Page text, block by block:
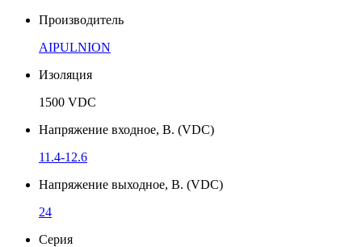
Производитель
AIPULNION
Изоляция
1500 VDC
Напряжение входное, В. (VDC)
11.4-12.6
Напряжение выходное, В. (VDC)
24
Серия